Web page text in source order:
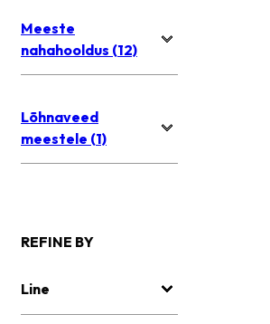
Meeste
nahahooldus (12)
Lõhnaveed
meestele (1)
REFINE BY
Line